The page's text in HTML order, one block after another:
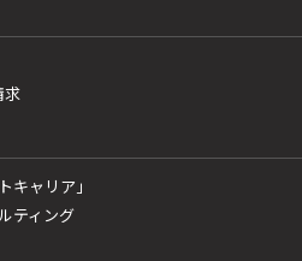
求
キャリア」
ティング